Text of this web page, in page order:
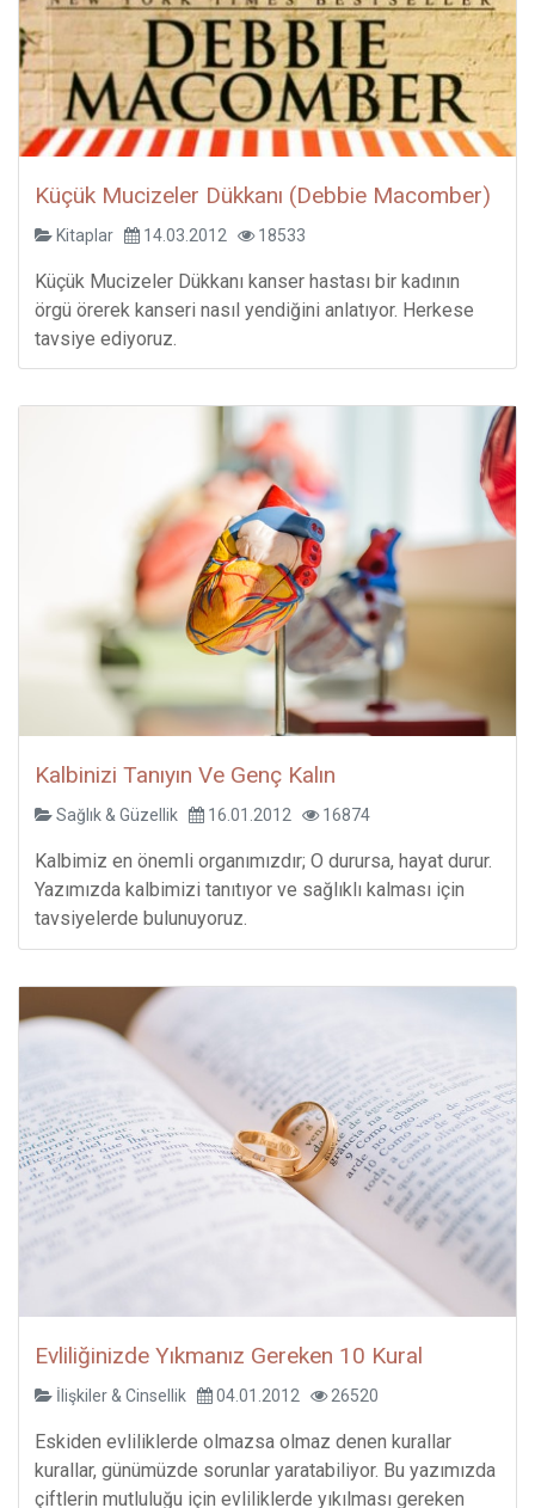
Küçük Mucizeler Dükkanı (Debbie Macomber)
Kitaplar 14.03.2012 18533
Küçük Mucizeler Dükkanı kanser hastası bir kadının
örgü örerek kanseri nasıl yendiğini anlatıyor. Herkese
tavsiye ediyoruz.
Kalbinizi Tanıyın Ve Genç Kalın
Sağlık & Güzellik 16.01.2012 16874
Kalbimiz en önemli organımızdır; O durursa, hayat durur.
Yazımızda kalbimizi tanıtıyor ve sağlıklı kalması için
tavsiyelerde bulunuyoruz.
Evliliğinizde Yıkmanız Gereken 10 Kural
İlişkiler & Cinsellik 04.01.2012 26520
Eskiden evliliklerde olmazsa olmaz denen kurallar
kurallar, günümüzde sorunlar yaratabiliyor. Bu yazımızda
çiftlerin mutluluğu için evliliklerde yıkılması gereken